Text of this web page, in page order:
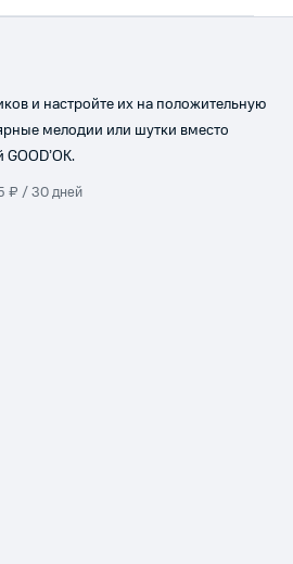
и настройте их на положительную
мелодии или шутки вместо
₽ / 30 дней